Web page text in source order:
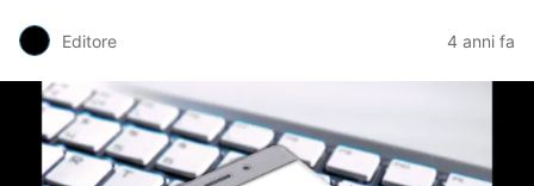
Editore 4 anni fa